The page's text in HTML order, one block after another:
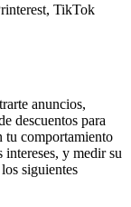
TikTok
anuncios,
descuentos para
tu comportamiento
intereses, y medir su
siguientes